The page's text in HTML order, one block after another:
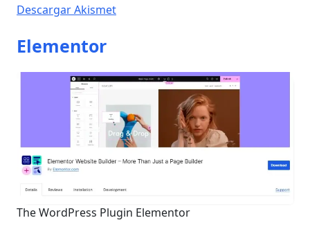
Descargar Akismet
Elementor
The WordPress Plugin Elementor